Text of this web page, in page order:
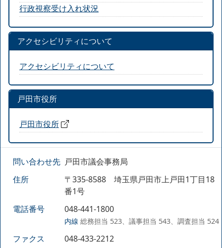
行政視察受け入れ状況
アクセシビリティについて
アクセシビリティについて
戸田市役所
戸田市役所
問い合わせ先 戸田市議会事務局
住所
〒335-8588 埼玉県戸田市上戸田1丁目18
番1号
電話番号
048-441-1800
内線 総務担当 523、議事担当 543、調査担当 524
ファクス 048-433-2212